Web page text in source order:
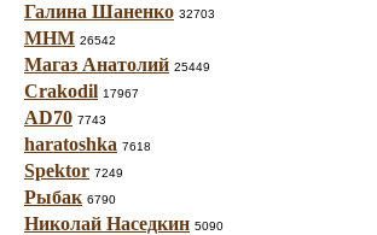
Галина Шаненко 32703
МНМ 26542
Магаз Анатолий 25449
Crakodil 17967
AD70 7743
haratoshka 7618
Spektor 7249
Рыбак 6790
Николай Наседкин 5090